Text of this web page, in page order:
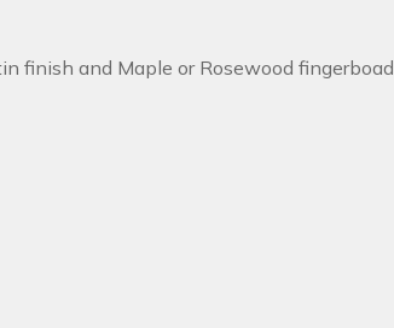
finish and Maple or Rosewood fingerboad